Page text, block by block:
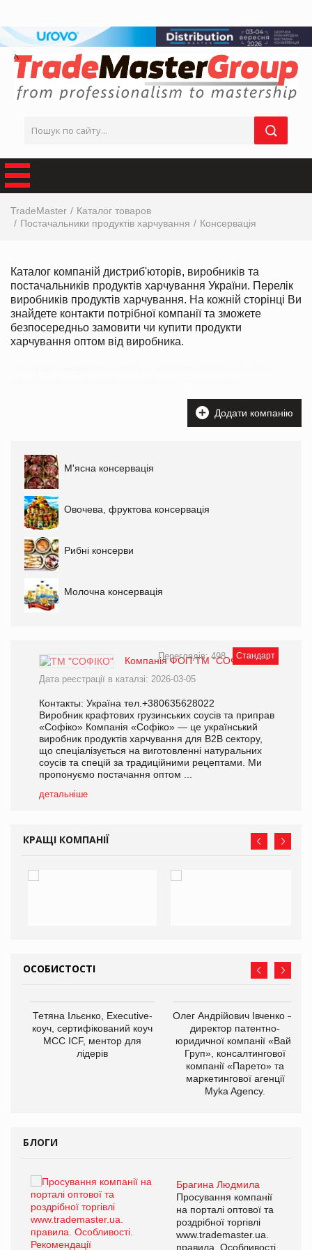
TradeMaster
Каталог товаров
Постачальники продуктів харчування
Консервація
Каталог компаній дистриб'юторів, виробників та
постачальників продуктів харчування України. Перелік
виробників продуктів харчування. На кожній сторінці Ви
знайдете контакти потрібної компанії та зможете
безпосередньо замовити чи купити продукти
харчування оптом від виробника.
Додати компанію
М'ясна консервація
Овочева, фруктова консервація
Рибні консерви
Молочна консервація
Переглядів: 498 Стандарт
Компанія ФОП ТМ "СОФІКО"
Дата реєстрації в каталзі: 2026-03-05
Контакты: Україна тел.+380635628022
Виробник крафтових грузинських соусів та приправ
«Софіко» Компанія «Софіко» — це український
виробник продуктів харчування для B2B сектору,
що спеціалізується на виготовленні натуральних
соусів та спецій за традиційними рецептами. Ми
пропонуємо постачання оптом ...
детальніше
КРАЩІ КОМПАНІЇ
ОСОБИСТОСТІ
Тетяна Ільєнко, Executive-
коуч, сертифікований коуч
МСС ICF, ментор для
лідерів
Олег Андрійович Івченко —
директор патентно-
юридичної компанії «Вайз
Груп», консалтингової
компанії «Парето» та
маркетингової агенції
Myka Agency.
БЛОГИ
Брагина Людмила
Просування компанії
на порталі оптової та
роздрібної торгівлі
www.trademaster.ua.
правила. Особливості.